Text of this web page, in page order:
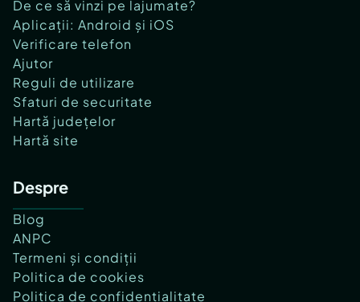
De ce să vinzi pe lajumate?
Aplicații: Android și iOS
Verificare telefon
Ajutor
Reguli de utilizare
Sfaturi de securitate
Hartă județelor
Hartă site
Despre
Blog
ANPC
Termeni și condiții
Politica de cookies
Politica de confidențialitate